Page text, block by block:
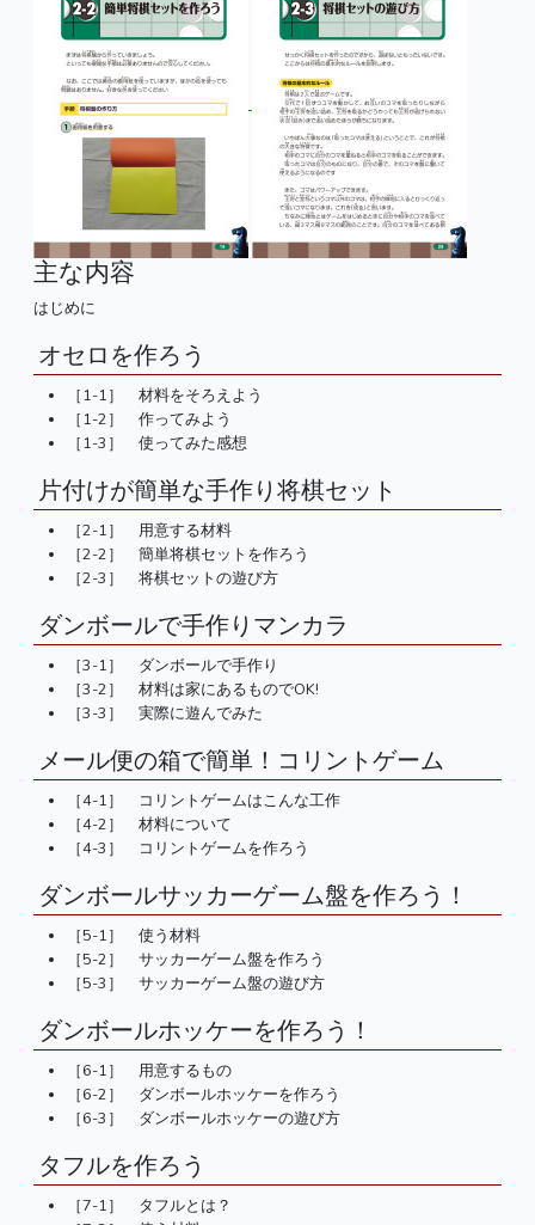
主な内容
はじめに
オセロを作ろう
［1-1］ 材料をそろえよう
［1-2］ 作ってみよう
［1-3］ 使ってみた感想
片付けが簡単な手作り将棋セット
［2-1］ 用意する材料
［2-2］ 簡単将棋セットを作ろう
［2-3］ 将棋セットの遊び方
ダンボールで手作りマンカラ
［3-1］ ダンボールで手作り
［3-2］ 材料は家にあるものでOK!
［3-3］ 実際に遊んでみた
メール便の箱で簡単！コリントゲーム
［4-1］ コリントゲームはこんな工作
［4-2］ 材料について
［4-3］ コリントゲームを作ろう
ダンボールサッカーゲーム盤を作ろう！
［5-1］ 使う材料
［5-2］ サッカーゲーム盤を作ろう
［5-3］ サッカーゲーム盤の遊び方
ダンボールホッケーを作ろう！
［6-1］ 用意するもの
［6-2］ ダンボールホッケーを作ろう
［6-3］ ダンボールホッケーの遊び方
タフルを作ろう
［7-1］ タフルとは？